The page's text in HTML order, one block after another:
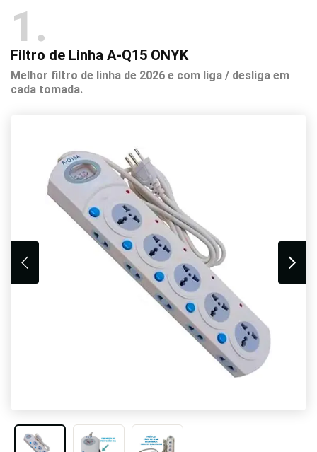
1
Filtro de Linha A-Q15 ONYK
Melhor filtro de linha de 2026 e com liga / desliga em
cada tomada.